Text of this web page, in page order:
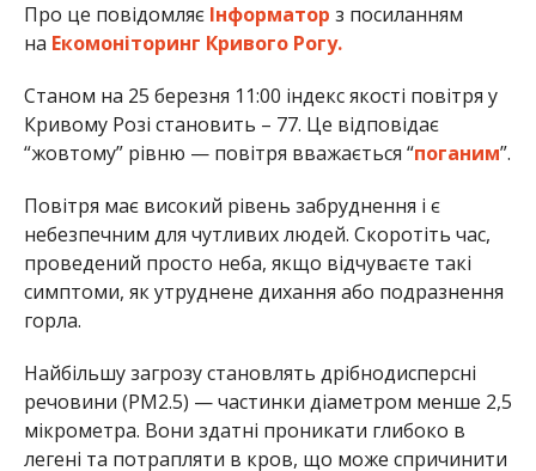
Про це повідомляє Інформатор з посиланням
на Екомоніторинг Кривого Рогу.
Станом на 25 березня 11:00 індекс якості повітря у
Кривому Розі становить – 77. Це відповідає
“жовтому” рівню — повітря вважається “поганим”.
Повітря має високий рівень забруднення і є
небезпечним для чутливих людей. Скоротіть час,
проведений просто неба, якщо відчуваєте такі
симптоми, як утруднене дихання або подразнення
горла.
Найбільшу загрозу становлять дрібнодисперсні
речовини (PM2.5) — частинки діаметром менше 2,5
мікрометра. Вони здатні проникати глибоко в
легені та потрапляти в кров, що може спричинити